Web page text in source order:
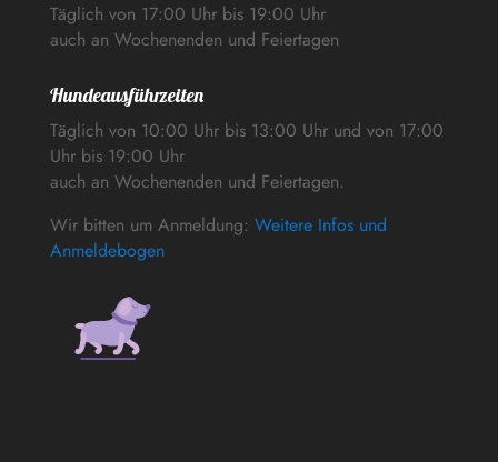
Täglich von 17:00 Uhr bis 19:00 Uhr
auch an Wochenenden und Feiertagen
Hundeausführzeiten
Täglich von 10:00 Uhr bis 13:00 Uhr und von 17:00
Uhr bis 19:00 Uhr
auch an Wochenenden und Feiertagen.
Wir bitten um Anmeldung: Weitere Infos und
Anmeldebogen